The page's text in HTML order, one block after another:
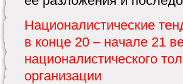
Националистические
в конце 20 – начале 21
националистического
организации